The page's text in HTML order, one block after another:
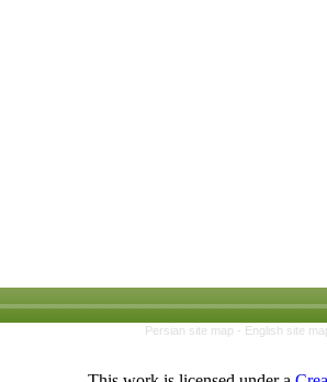
Persian site map - English site